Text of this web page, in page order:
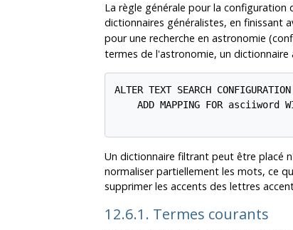
La règle générale pour la configuration
dictionnaires généralistes, en finissant
pour une recherche en astronomie
termes de l'astronomie, un
ALTER TEXT SEARCH
ADD MAPPING FOR asciiword
Un dictionnaire filtrant peut être placé
normaliser partiellement les mots, ce
supprimer les accents des lettres
12.6.1. Termes courants